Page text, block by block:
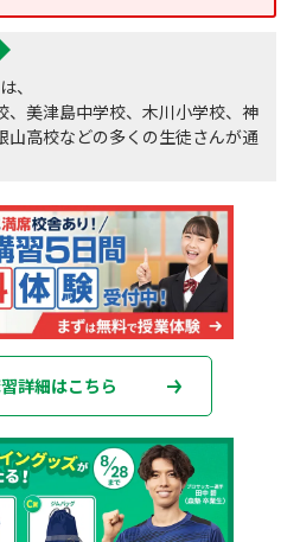
校舎一覧
、
、美津島中学校、木川小学校、神
山高校などの多くの生徒さんが通
詳細はこちら